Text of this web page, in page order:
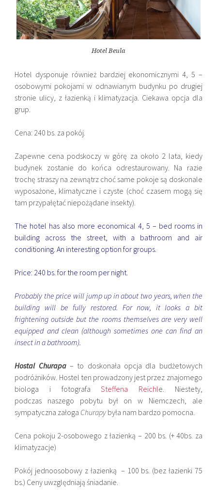
Hotel Beula
Hotel dysponuje również bardziej ekonomicznymi 4, 5 –
osobowymi pokojami w odnawianym budynku po drugiej
stronie ulicy, z łazienką i klimatyzacja. Ciekawa opcja dla
grup.
Cena: 240 bs. za pokój.
Zapewne cena podskoczy w górę za około 2 lata, kiedy
budynek zostanie do końca odrestaurowany. Na razie
trochę straszy na zewnątrz choć same pokoje są doskonale
wyposażone, klimatyczne i czyste (choć czasem mogą się
tam przypałętać niepożądane insekty).
The hotel has also more economical 4, 5 – bed rooms in
building across the street, with a bathroom and air
conditioning. An interesting option for groups.
Price: 240 bs. for the room per night.
Probably the price will jump up in about two years, when the
building will be fully restored. For now, it looks a bit
frightening outside but the rooms themselves are very well
equipped and clean (although sometimes one can find an
insect in a bathroom).
Hostal Churapa– to doskonała opcja dla budżetowych
podróżników. Hostel ten prowadzony jest przez znajomego
biologa i fotografaSteffena Reichle. Niestety,
podczas naszego pobytu był on w Niemczech, ale
sympatyczna załoga Churapy była nam bardzo pomocna.
Cena pokoju 2-osobowego z łazienką – 200 bs. (+ 40bs. za
klimatyzacje)
Pokój jednoosobowy z łazienką – 100 bs. (bez łazienki 75
bs.) Ceny uwzględniają śniadanie.